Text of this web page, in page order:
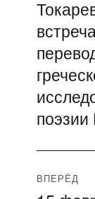
ВПЕРЁД